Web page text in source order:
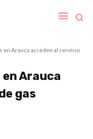
en Arauca acceden al servicio
Arauca
gas